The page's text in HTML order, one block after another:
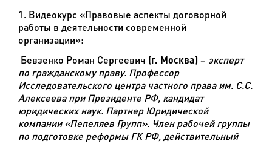
1. Видеокурс «Правовые аспекты договорной
работы в деятельности современной
организации»:
Бевзенко Роман Сергеевич (г. Москва) – эксперт
по гражданскому праву. Профессор
Исследовательского центра частного права им. С.С.
Алексеева при Президенте РФ, кандидат
юридических наук. Партнер Юридической
компании «Пепеляев Групп». Член рабочей группы
по подготовке реформы ГК РФ, действительный